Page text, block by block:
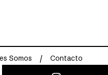
Somos Contacto